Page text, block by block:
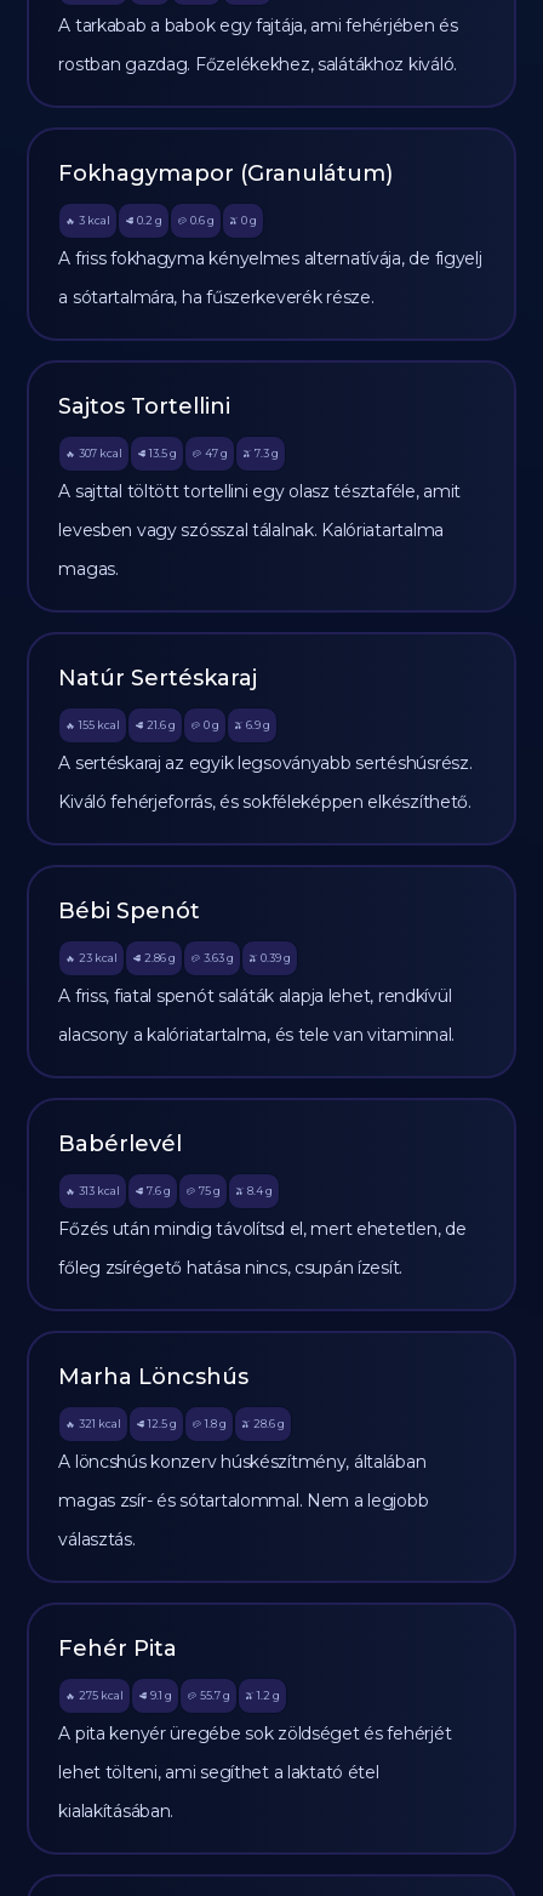
A tarkabab a babok egy fajtája, ami fehérjében és
rostban gazdag. Főzelékekhez, salátákhoz kiváló.
Fokhagymapor (Granulátum)
🔥 3 kcal 🥩 0.2 g 🥔 0.6g 🫒 0 g
A friss fokhagyma kényelmes alternatívája, de figyelj
a sótartalmára, ha fűszerkeverék része.
Sajtos Tortellini
🔥 307 kcal 🥩 13.5 g 🥔 47g 🫒 7.3 g
A sajttal töltött tortellini egy olasz tésztaféle, amit
levesben vagy szósszal tálalnak. Kalóriatartalma
magas.
Natúr Sertéskaraj
🔥 155 kcal 🥩 21.6 g 🥔 0g 🫒 6.9 g
A sertéskaraj az egyik legsoványabb sertéshúsrész.
Kiváló fehérjeforrás, és sokféleképpen elkészíthető.
Bébi Spenót
🔥 23 kcal 🥩 2.86 g 🥔 3.63g 🫒 0.39 g
A friss, fiatal spenót saláták alapja lehet, rendkívül
alacsony a kalóriatartalma, és tele van vitaminnal.
Babérlevél
🔥 313 kcal 🥩 7.6 g 🥔 75g 🫒 8.4 g
Főzés után mindig távolítsd el, mert ehetetlen, de
főleg zsírégető hatása nincs, csupán ízesít.
Marha Löncshús
🔥 321 kcal 🥩 12.5 g 🥔 1.8g 🫒 28.6 g
A löncshús konzerv húskészítmény, általában
magas zsír- és sótartalommal. Nem a legjobb
választás.
Fehér Pita
🔥 275 kcal 🥩 9.1 g 🥔 55.7g 🫒 1.2 g
A pita kenyér üregébe sok zöldséget és fehérjét
lehet tölteni, ami segíthet a laktató étel
kialakításában.